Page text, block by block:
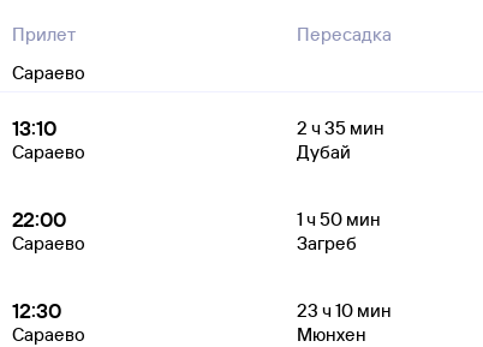
Прилет
Сараево
Пересадка
13:10
Сараево
2 ч 35 мин
Дубай
22:00
Сараево
1ч 50 мин
Загреб
12:30
Сараево
23 ч 10 мин
Мюнхен